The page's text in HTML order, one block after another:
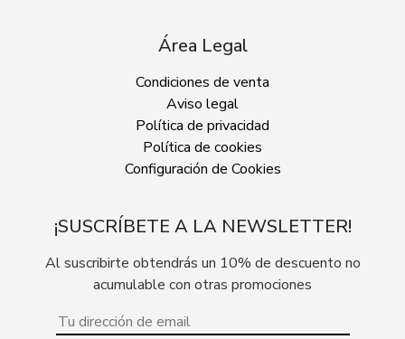
Área Legal
Condiciones de venta
Aviso legal
Política de privacidad
Política de cookies
Configuración de Cookies
¡SUSCRÍBETE A LA NEWSLETTER!
Al suscribirte obtendrás un 10% de descuento no
acumulable con otras promociones